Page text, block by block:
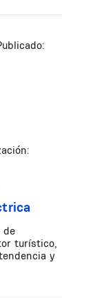
de
turístico,
y